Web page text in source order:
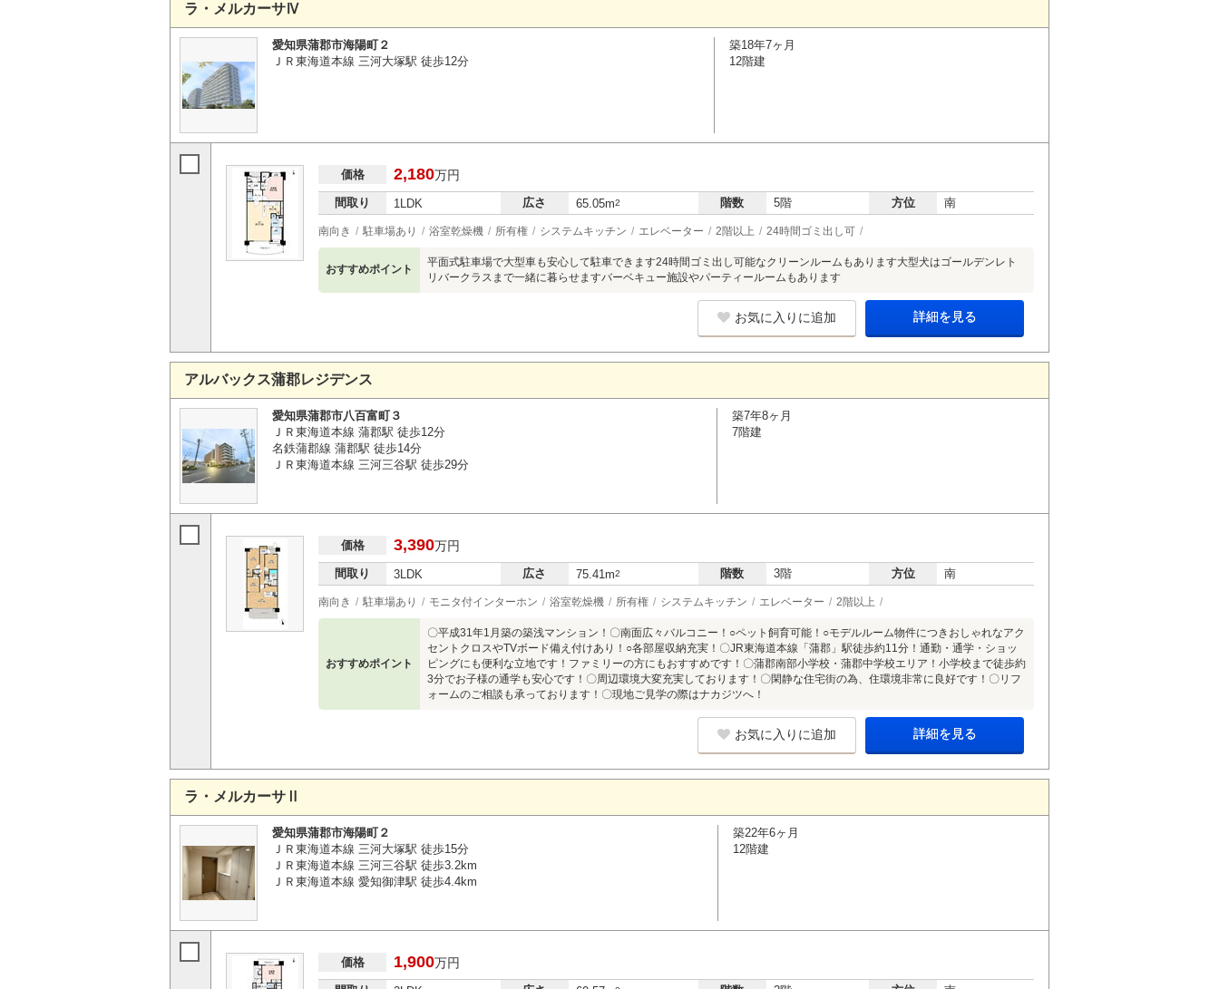
ラ・メルカーサⅣ
愛知県蒲郡市海陽町２
ＪＲ東海道本線 三河大塚駅 徒歩12分
築18年7ヶ月
12階建
価格 2,180万円
間取り 1LDK 広さ 65.05m2 階数 5階 方位 南
南向き 駐車場あり 浴室乾燥機 所有権 システムキッチン エレベーター 2階以上 24時間ゴミ出し可
おすすめポイント
平面式駐車場で大型車も安心して駐車できます24時間ゴミ出し可能なクリーンルームもあります大型犬はゴールデンレト
リバークラスまで一緒に暮らせますバーベキュー施設やパーティールームもあります
お気に入りに追加 詳細を見る
アルバックス蒲郡レジデンス
愛知県蒲郡市八百富町３
ＪＲ東海道本線 蒲郡駅 徒歩12分
名鉄蒲郡線 蒲郡駅 徒歩14分
ＪＲ東海道本線 三河三谷駅 徒歩29分
築7年8ヶ月
7階建
価格 3,390万円
間取り 3LDK 広さ 75.41m2 階数 3階 方位 南
南向き 駐車場あり モニタ付インターホン 浴室乾燥機 所有権 システムキッチン エレベーター 2階以上
おすすめポイント
〇平成31年1月築の築浅マンション！〇南面広々バルコニー！○ペット飼育可能！○モデルルーム物件につきおしゃれなアク
セントクロスやTVボード備え付けあり！○各部屋収納充実！〇JR東海道本線「蒲郡」駅徒歩約11分！通勤・通学・ショッ
ピングにも便利な立地です！ファミリーの方にもおすすめです！〇蒲郡南部小学校・蒲郡中学校エリア！小学校まで徒歩約
3分でお子様の通学も安心です！〇周辺環境大変充実しております！〇閑静な住宅街の為、住環境非常に良好です！〇リフ
ォームのご相談も承っております！〇現地ご見学の際はナカジツへ！
お気に入りに追加 詳細を見る
ラ・メルカーサⅡ
愛知県蒲郡市海陽町２
ＪＲ東海道本線 三河大塚駅 徒歩15分
ＪＲ東海道本線 三河三谷駅 徒歩3.2km
ＪＲ東海道本線 愛知御津駅 徒歩4.4km
築22年6ヶ月
12階建
価格 1,900万円